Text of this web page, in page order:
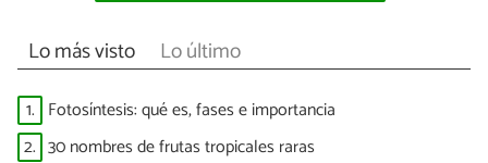
Lo más visto Lo último
1. Fotosíntesis: qué es, fases e importancia
2. 30 nombres de frutas tropicales raras